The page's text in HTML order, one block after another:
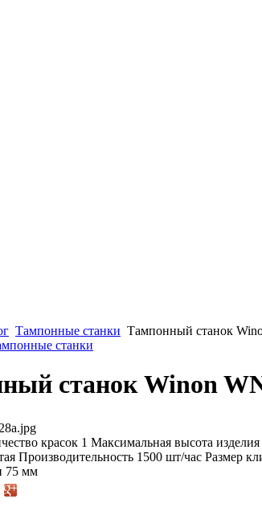
Тампонные станки Тампонный станок
станки
станок Winon
красок 1 Максимальная высота
Производительность 1500 шт/час Размер
75 мм